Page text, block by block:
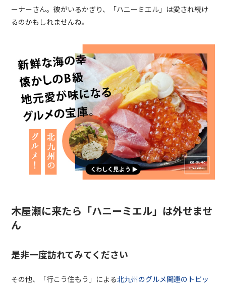
ーナーさん。彼がいるかぎり、「ハニーミエル」は愛され続け
るのかもしれませんね。
木屋瀬に来たら「ハニーミエル」は外せませ
ん
是非一度訪れてみてください
その他、「行こう住もう」による北九州のグルメ関連のトピッ